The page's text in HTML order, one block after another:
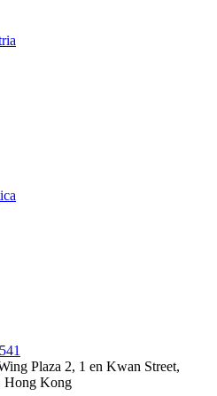
Plaza 2, 1 en Kwan Street,
Hong Kong